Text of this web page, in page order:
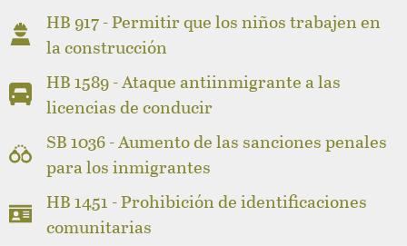
HB 917 - Permitir que los niños trabajen en
la construcción
HB 1589 - Ataque antiinmigrante a las
licencias de conducir
SB 1036 - Aumento de las sanciones penales
para los inmigrantes
HB 1451 - Prohibición de identificaciones
comunitarias